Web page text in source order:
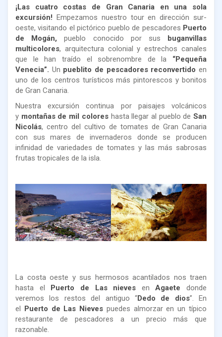
¡Las cuatro costas de Gran Canaria en una sola
excursión! Empezamos nuestro tour en dirección sur-
oeste, visitando el pictórico pueblo de pescadores Puerto
de Mogán,pueblo conocido por sus buganvillas
multicolores, arquitectura colonial y estrechos canales
que le han traído el sobrenombre de la “Pequeña
Venecia”. Un pueblito de pescadores reconvertido en
uno de los centros turísticos más pintorescos y bonitos
de Gran Canaria.
Nuestra excursión continua por paisajes volcánicos
y montañas de mil colores hasta llegar al pueblo deSan
Nicolás, centro del cultivo de tomates de Gran Canaria
con sus mares de invernaderos donde se producen
infinidad de variedades de tomates y las más sabrosas
frutas tropicales de la isla.
La costa oeste y sus hermosos acantilados nos traen
hasta el Puerto de Las nieves enAgaete donde
veremos los restos del antiguo “Dedo de dios”. En
el Puerto de Las Nieves puedes almorzar en un típico
restaurante de pescadores a un precio más que
razonable.